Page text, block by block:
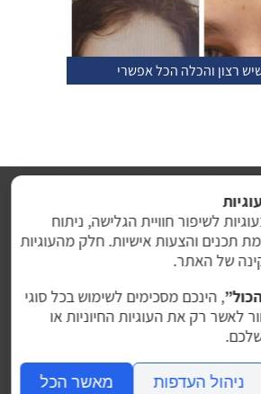
רצון והכלה הכל אפשרי
צוות המרפאה יישור שיניים
קבעו תור ווטסאפ
ד"ר חן ישראלי - מרפאת מומחיות
לשיניים
לשיפור חוויית הגלישה, ניתוח
תכנים והצעות אישיות. חלק מהעוגיות
של האתר.
, הינכם מסכימים לשימוש בכל סוגי
לאשר רק את העוגיות החיוניות או
ניהול העדפות מאשר הכל